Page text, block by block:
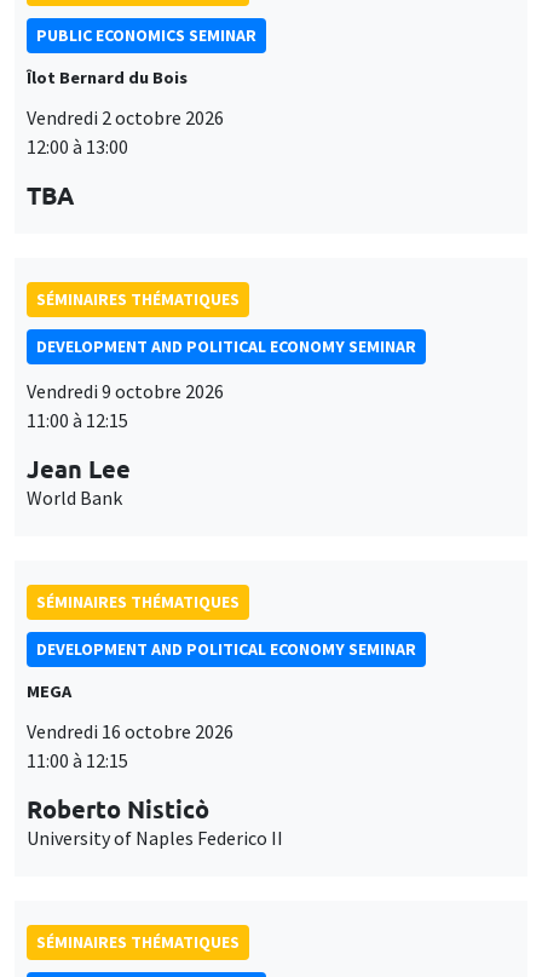
PUBLIC ECONOMICS SEMINAR
Îlot Bernard du Bois
Vendredi 2 octobre 2026
12:00 à 13:00
TBA
SÉMINAIRES THÉMATIQUES
DEVELOPMENT AND POLITICAL ECONOMY SEMINAR
Vendredi 9 octobre 2026
11:00 à 12:15
Jean Lee
World Bank
SÉMINAIRES THÉMATIQUES
DEVELOPMENT AND POLITICAL ECONOMY SEMINAR
MEGA
Vendredi 16 octobre 2026
11:00 à 12:15
Roberto Nisticò
University of Naples Federico II
SÉMINAIRES THÉMATIQUES